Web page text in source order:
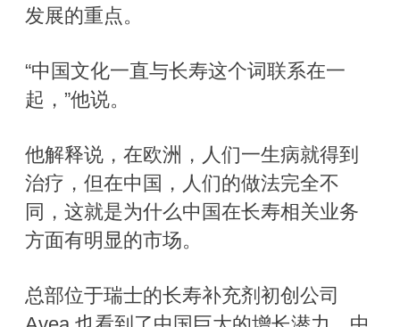
发展的重点。
“中国文化一直与长寿这个词联系在一
起，”他说。
他解释说，在欧洲，人们一生病就得到
治疗，但在中国，人们的做法完全不
同，这就是为什么中国在长寿相关业务
方面有明显的市场。
总部位于瑞士的长寿补充剂初创公司